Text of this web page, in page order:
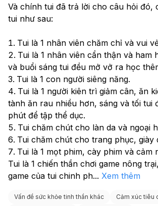
Và chính tui đã trả lời cho câu hỏi đó,
tui như sau:
Tui là 1 nhân viên chăm chỉ và vui
Tui là 1 nhân viên cẩn thận và ham
và buổi sáng tui đều mở vở ra học
Tui là 1 con người siêng năng.
Tui là 1 người kiên trì giảm cân, ăn
tành ăn rau nhiều hơn, sáng và tối tui
phút để tập thể dục.
Tui chăm chút cho làn da và ngoại
Tui chăm chút cho trang phục, giày
Tui là 1 mọt phim, cày phim và cảm
Tui là 1 chiến thần chơi game nông
game của tui chinh ph... Xem thêm
Vấn đề sức khỏe tinh thần khác
Cảm xúc tiêu